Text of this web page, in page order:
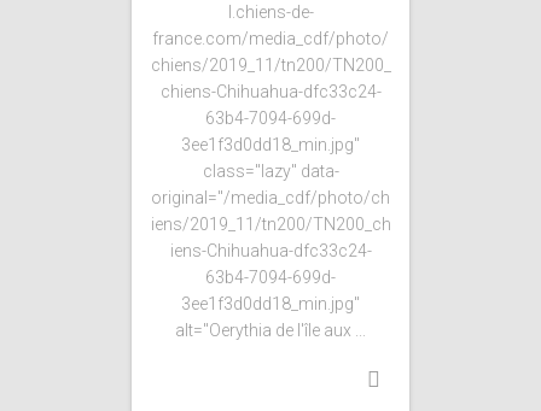
l.chiens-de-
france.com/media_cdf/photo/
chiens/2019_11/tn200/TN200_
chiens-Chihuahua-dfc33c24-
63b4-7094-699d-
3ee1f3d0dd18_min.jpg"
class="lazy" data-
original="/media_cdf/photo/ch
iens/2019_11/tn200/TN200_ch
iens-Chihuahua-dfc33c24-
63b4-7094-699d-
3ee1f3d0dd18_min.jpg"
alt="Oerythia de l'île aux ...